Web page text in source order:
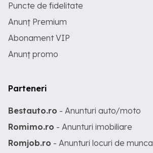
Puncte de fidelitate
Anunț Premium
Abonament VIP
Anunț promo
Parteneri
Bestauto.ro - Anunturi auto/moto
Romimo.ro - Anunturi imobiliare
Romjob.ro - Anunturi locuri de munca